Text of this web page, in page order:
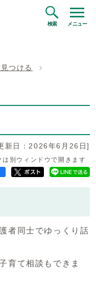
検索 メニュー
つける
新日：2026年6月26日]
別ウィンドウで開きます
者同士でゆっくり話
育て相談もできま